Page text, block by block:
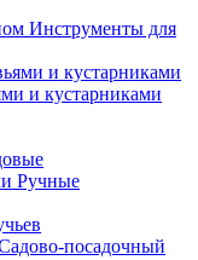
Инструменты для
и кустарниками
Ручные
посадочный